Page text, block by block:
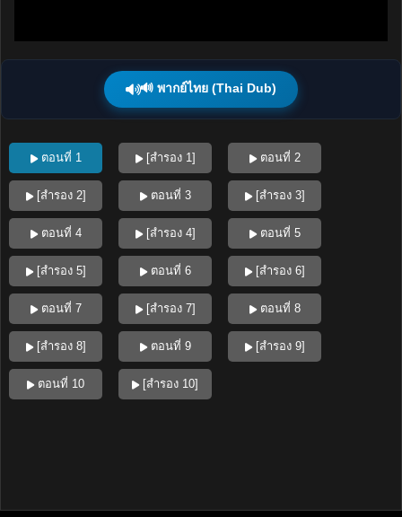
🔊 พากย์ไทย (Thai Dub)
ตอนที่ 1 [สำรอง 1] ตอนที่ 2
[สำรอง 2] ตอนที่ 3 [สำรอง 3]
ตอนที่ 4 [สำรอง 4] ตอนที่ 5
[สำรอง 5] ตอนที่ 6 [สำรอง 6]
ตอนที่ 7 [สำรอง 7] ตอนที่ 8
[สำรอง 8] ตอนที่ 9 [สำรอง 9]
ตอนที่ 10 [สำรอง 10]